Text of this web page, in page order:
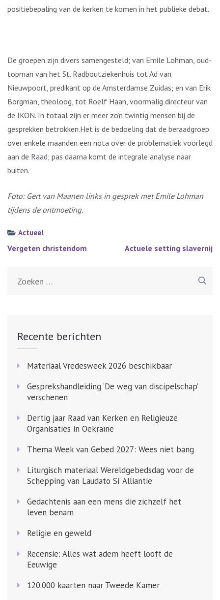
positiebepaling van de kerken te komen in het publieke debat.
De groepen zijn divers samengesteld; van Emile Lohman, oud-
topman van het St. Radboutziekenhuis tot Ad van
Nieuwpoort, predikant op de Amsterdamse Zuidas; en van Erik
Borgman, theoloog, tot Roelf Haan, voormalig directeur van
de IKON. In totaal zijn er meer zo’n twintig mensen bij de
gesprekken betrokken.Het is de bedoeling dat de beraadgroep
over enkele maanden een nota over de problematiek voorlegd
aan de Raad; pas daarna komt de integrale analyse naar
buiten.
Foto: Gert van Maanen links in gesprek met Emile Lohman
tijdens de ontmoeting.
Actueel
Bericht
Vergeten christendom Actuele setting slavernij
Recente berichten
Materiaal Vredesweek 2026 beschikbaar
Gesprekshandleiding ‘De weg van discipelschap’
verschenen
Dertig jaar Raad van Kerken en Religieuze
Organisaties in Oekraïne
Thema Week van Gebed 2027: Wees niet bang
Liturgisch materiaal Wereldgebedsdag voor de
Schepping van Laudato Si’ Alliantie
Gedachtenis aan een mens die zichzelf het
leven benam
Religie en geweld
Recensie: Alles wat adem heeft looft de
Eeuwige
120.000 kaarten naar Tweede Kamer